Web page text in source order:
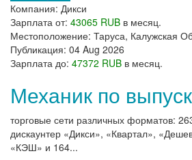
Компания: Дикси
Зарплата от: 43065 RUB в месяц.
Местоположение: Таруса, Калужская
Публикация: 04 Aug 2026
Зарплата до: 47372 RUB в месяц.
Механик по
торговые сети различных форматов:
дискаунтер «Дикси», «Квартал»,
«КЭШ» и 164...